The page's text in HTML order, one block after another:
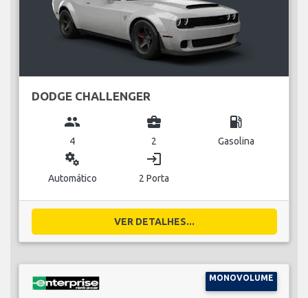
DODGE CHALLENGER
group
4
business_center
2
local_gas_station
Gasolina
miscellaneous_services
Automático
login
2 Porta
VER DETALHES...
MONOVOLUME